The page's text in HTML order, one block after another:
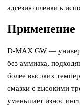
адгезию пленки к
Применение
D-MAX GW —
без аммиака,
более высоких
смазки с высокими
уменьшает износ